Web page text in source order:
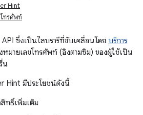
Hint
ทรศัพท์
ซึ่งเป็นไลบรารีที่ขับเคลื่อนโดย บริการ
มายเลขโทรศัพท์ (อิงตามซิม) ของผู้ใช้เป็น
น
Hint มีประโยชน์ดังนี้
ทธิ์เพิ่มเติม